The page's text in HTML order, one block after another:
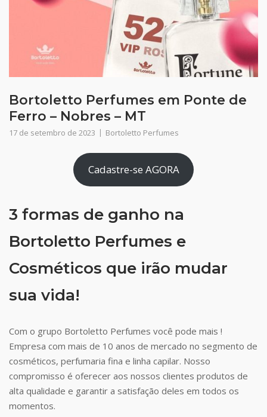
Bortoletto Perfumes em Ponte de
Ferro – Nobres – MT
17 de setembro de 2023 Bortoletto Perfumes
Cadastre-se AGORA
3 formas de ganho na
Bortoletto Perfumes e
Cosméticos que irão mudar
sua vida!
Com o grupo Bortoletto Perfumes você pode mais !
Empresa com mais de 10 anos de mercado no segmento de
cosméticos, perfumaria fina e linha capilar. Nosso
compromisso é oferecer aos nossos clientes produtos de
alta qualidade e garantir a satisfação deles em todos os
momentos.